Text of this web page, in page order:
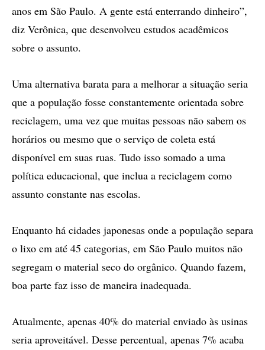
anos em São Paulo. A gente está enterrando dinheiro”,
diz Verônica, que desenvolveu estudos acadêmicos
sobre o assunto.
Uma alternativa barata para a melhorar a situação seria
que a população fosse constantemente orientada sobre
reciclagem, uma vez que muitas pessoas não sabem os
horários ou mesmo que o serviço de coleta está
disponível em suas ruas. Tudo isso somado a uma
política educacional, que inclua a reciclagem como
assunto constante nas escolas.
Enquanto há cidades japonesas onde a população separa
o lixo em até 45 categorias, em São Paulo muitos não
segregam o material seco do orgânico. Quando fazem,
boa parte faz isso de maneira inadequada.
Atualmente, apenas 40% do material enviado às usinas
seria aproveitável. Desse percentual, apenas 7% acaba